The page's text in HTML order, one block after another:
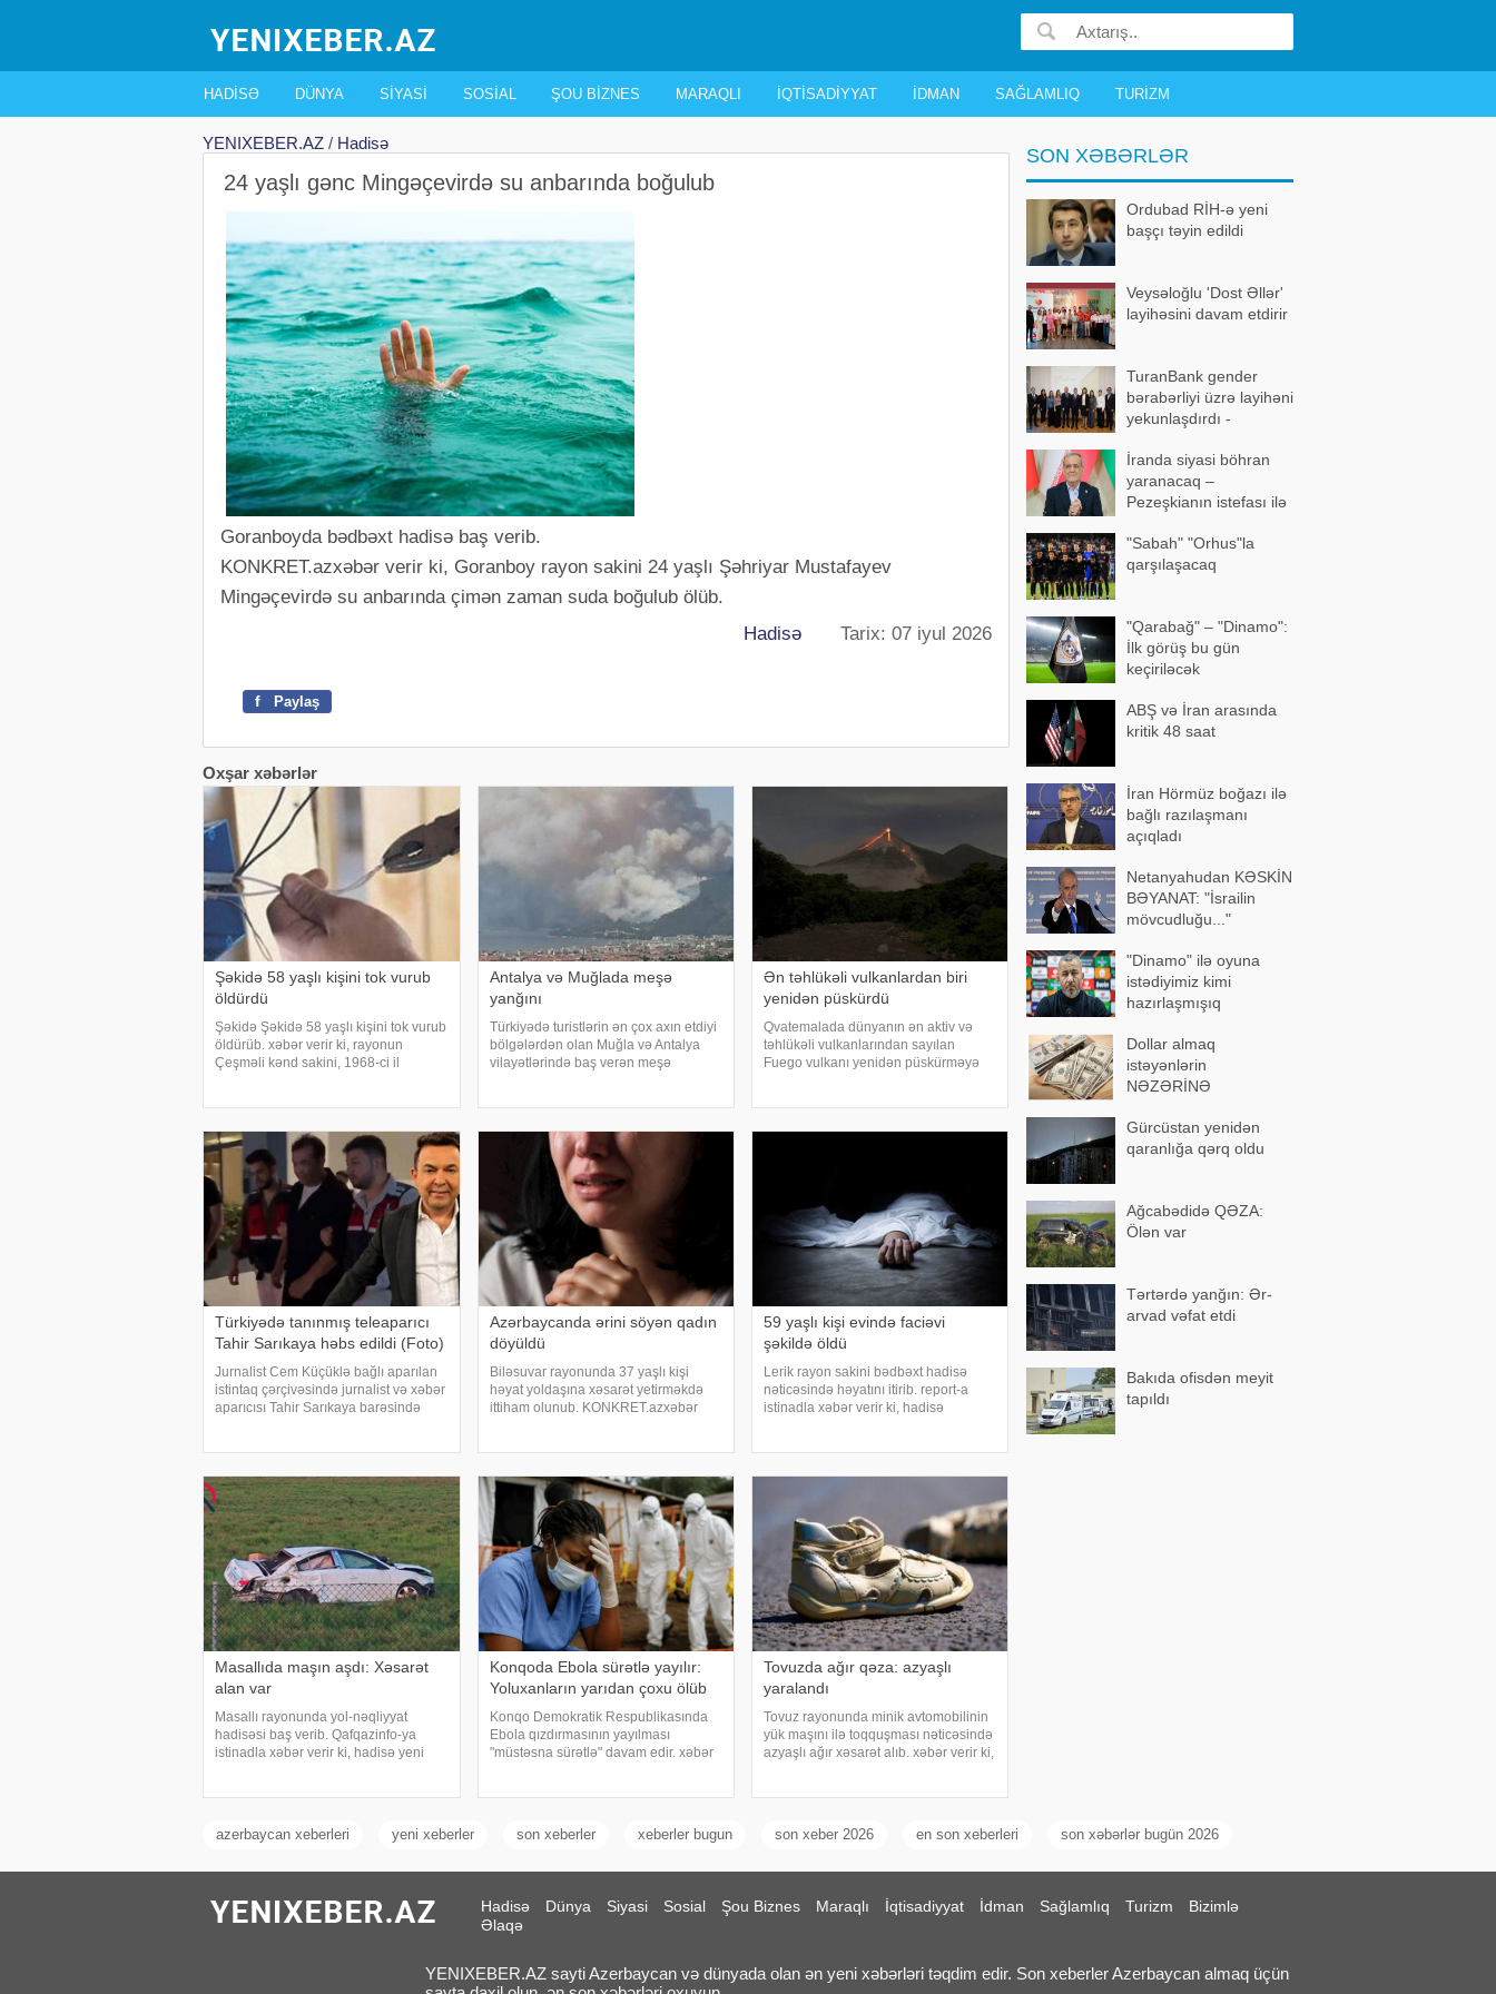
HADISƏ DÜNYA SIYASI SOSIAL ŞOU BIZNES MARAQLI İQTISADIYYAT İDMAN SAĞLAMLIQ TURIZM
YENIXEBER.AZ / Hadisə
24 yaşlı gənc Mingəçevirdə su anbarında boğulub
Goranboyda bədbəxt hadisə baş verib.
KONKRET.azxəbər verir ki, Goranboy rayon sakini 24 yaşlı Şəhriyar Mustafayev
Mingəçevirdə su anbarında çimən zaman suda boğulub ölüb.
Hadisə Tarix: 07 iyul 2026
f Paylaş
Oxşar xəbərlər
Şəkidə 58 yaşlı kişini tok vurub
öldürdü
Şəkidə Şəkidə 58 yaşlı kişini tok vurub
öldürüb. xəbər verir ki, rayonun
Çeşməli kənd sakini, 1968-ci il
Faktla bağl
Antalya və Muğlada meşə
yanğını
Türkiyədə turistlərin ən çox axın etdiyi
bölgələrdən olan Muğla və Antalya
vilayətlərində baş verən meşə
başlayan yanğı
Ən təhlükəli vulkanlardan biri
yenidən püskürdü
Qvatemalada dünyanın ən aktiv və
təhlükəli vulkanlarından sayılan
Fuego vulkanı yenidən püskürməyə
yaxınlığında yaşayan sakinləri
Türkiyədə tanınmış teleaparıcı
Tahir Sarıkaya həbs edildi (Foto)
Jurnalist Cem Küçüklə bağlı aparılan
istintaq çərçivəsində jurnalist və xəbər
aparıcısı Tahir Sarıkaya barəsində
Azərbaycanda ərini söyən qadın
döyüldü
Biləsuvar rayonunda 37 yaşlı kişi
həyat yoldaşına xəsarət yetirməkdə
ittiham olunub. KONKRET.azxəbər
radələrind
59 yaşlı kişi evində faciəvi
şəkildə öldü
Lerik rayon sakini bədbəxt hadisə
nəticəsində həyatını itirib. report-a
istinadla xəbər verir ki, hadisə
Masallıda maşın aşdı: Xəsarət
alan var
Masallı rayonunda yol-nəqliyyat
hadisəsi baş verib. Qafqazinfo-ya
istinadla xəbər verir ki, hadisə yeni
Konqoda Ebola sürətlə yayılır:
Yoluxanların yarıdan çoxu ölüb
Konqo Demokratik Respublikasında
Ebola qızdırmasının yayılması
"müstəsna sürətlə" davam edir. xəbər
Tovuzda ağır qəza: azyaşlı
yaralandı
Tovuz rayonunda minik avtomobilinin
yük maşını ilə toqquşması nəticəsində
azyaşlı ağır xəsarət alıb. xəbər verir ki,
SON XƏBƏRLƏR
Ordubad RİH-ə yeni
başçı təyin edildi
Veysəloğlu 'Dost Əllər'
layihəsini davam etdirir
TuranBank gender
bərabərliyi üzrə layihəni
yekunlaşdırdı -
İranda siyasi böhran
yaranacaq –
Pezeşkianın istefası ilə
"Sabah" "Orhus"la
qarşılaşacaq
"Qarabağ" – "Dinamo":
İlk görüş bu gün
keçiriləcək
ABŞ və İran arasında
kritik 48 saat
İran Hörmüz boğazı ilə
bağlı razılaşmanı
açıqladı
Netanyahudan KƏSKİN
BƏYANAT: "İsrailin
mövcudluğu..."
"Dinamo" ilə oyuna
istədiyimiz kimi
hazırlaşmışıq
Dollar almaq
istəyənlərin
NƏZƏRİNƏ
Gürcüstan yenidən
qaranlığa qərq oldu
Ağcabədidə QƏZA:
Ölən var
Tərtərdə yanğın: Ər-
arvad vəfat etdi
Bakıda ofisdən meyit
tapıldı
azerbaycan xeberleri yeni xeberler son xeberler xeberler bugun son xeber 2026 en son xeberleri son xəbərlər bugün 2026
Hadisə Dünya Siyasi Sosial Şou Biznes Maraqlı İqtisadiyyat İdman Sağlamlıq Turizm
Bizimlə
Əlaqə
YENIXEBER.AZ sayti Azerbaycan və dünyada olan ən yeni xəbərləri təqdim edir. Son xeberler Azerbaycan almaq üçün